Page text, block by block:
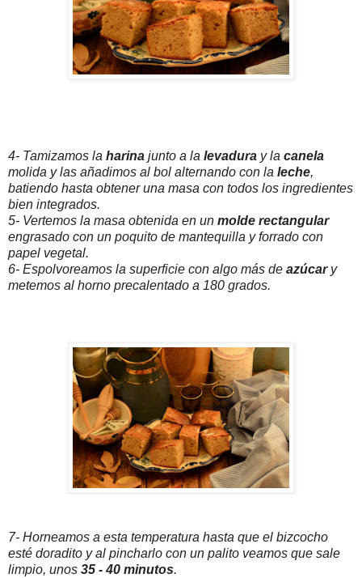
4- Tamizamos la harina junto a la levadura y la canela
molida y las añadimos al bol alternando con la leche,
batiendo hasta obtener una masa con todos los ingredientes
bien integrados.
5- Vertemos la masa obtenida en un molde rectangular
engrasado con un poquito de mantequilla y forrado con
papel vegetal.
6- Espolvoreamos la superficie con algo más de azúcary
metemos al horno precalentado a 180 grados.
7- Horneamos a esta temperatura hasta que el bizcocho
esté doradito y al pincharlo con un palito veamos que sale
limpio, unos 35 - 40 minutos.